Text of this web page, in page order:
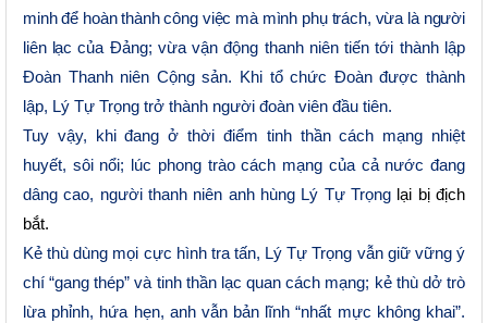
minh để hoàn thành công việc mà mình phụ trách, vừa là người
liên lạccủa Đảng; vừa vận động thanh niên tiến tới thành lập
Đoàn Thanh niên Cộng sản. Khi tổ chức Đoàn được thành
lập, Lý Tự Trọng trở thành người đoàn viên đầu tiên.
Tuy vậy, khi đang ở thời điểm tinh thần cách mạng nhiệt
huyết, sôi nổi; lúc phong trào cách mạng của cả nước đang
dâng cao, người thanh niên anh hùng Lý Tự Trọng lại bị địch
bắt.
Kẻ thù dùng mọi cực hình tra tấn, Lý Tự Trọng vẫn giữ vững ý
chí “gang thép” và tinh thần lạc quan cách mạng; kẻ thù dở trò
lừa phỉnh, hứa hẹn, anh vẫn bản lĩnh “nhất mực không khai”.